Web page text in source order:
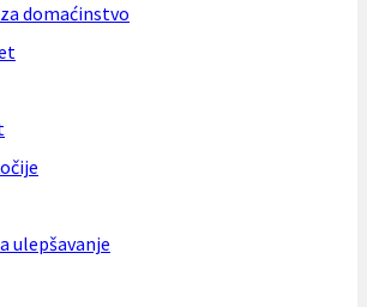
domaćinstvo
ulepšavanje